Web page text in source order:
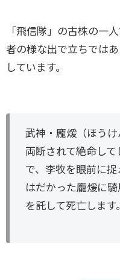
「飛信隊」の古株の一
者の様な出で立ちでは
しています。
武神・龐煖（ほう
両断されて絶命し
で、李牧を眼前に
はだかった龐煖に
を託して死亡します。